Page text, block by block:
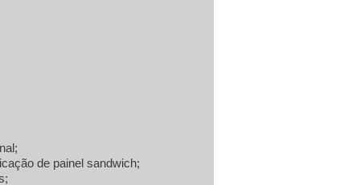
de painel sandwich;